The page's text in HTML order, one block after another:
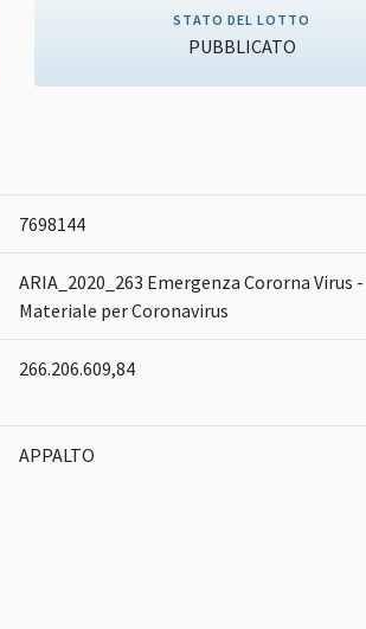
STATO DEL LOTTO
PUBBLICATO
7698144
ARIA_2020_263 Emergenza Cororna Virus -
Materiale per Coronavirus
266.206.609,84
APPALTO